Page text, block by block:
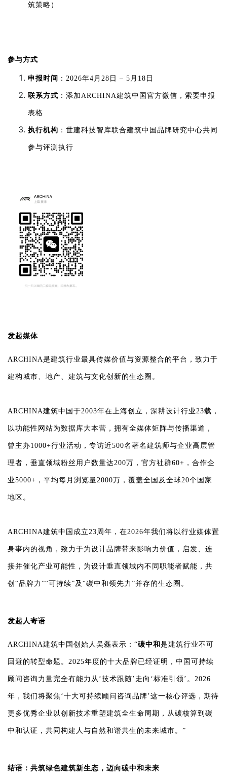
筑策略）
参与方式
申报时间 ：2026年4月28日 – 5月18日
联系方式 ：添加ARCHINA建筑中国官方微信，索要申报
表格
执行机构 ：世建科技智库联合建筑中国品牌研究中心共同
参与评测执行
发起媒体
ARCHINA是建筑行业最具传媒价值与资源整合的平台，致力于
建构城市、地产、建筑与文化创新的生态圈。
ARCHINA建筑中国于2003年在上海创立，深耕设计行业23载，
以功能性网站为数据库大本营，拥有全媒体矩阵与传播渠道，
曾主办1000+行业活动，专访近500名著名建筑师与企业高层管
理者，垂直领域粉丝用户数量达200万，官方社群60+，合作企
业5000+，平均每月浏览量2000万，覆盖全国及全球20个国家
地区。
ARCHINA建筑中国成立23周年，在2026年我们将以行业媒体置
身事内的视角，致力于为设计品牌带来影响力价值，启发、连
接并催化产业可能性，为设计垂直领域内不同职能者赋能，共
创“品牌力”“可持续”及“碳中和领先力”并存的生态圈。
发起人寄语
ARCHINA建筑中国创始人吴磊表示：“碳中和 是建筑行业不可
回避的转型命题。2025年度的十大品牌已经证明，中国可持续
顾问咨询力量完全有能力从‘技术跟随’走向‘标准引领’。2026
年，我们将聚焦‘十大可持续顾问咨询品牌’这一核心评选，期待
更多优秀企业以创新技术重塑建筑全生命周期，从碳核算到碳
中和认证，共同构建人与自然和谐共生的未来城市。”
结语：共筑绿色建筑新生态，迈向碳中和未来